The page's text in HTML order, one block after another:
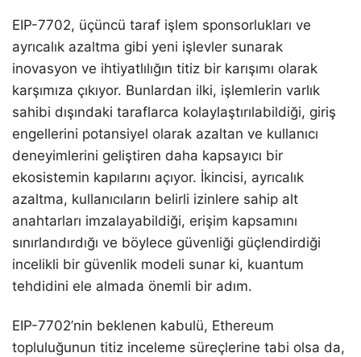
EIP-7702, üçüncü taraf işlem sponsorlukları ve
ayrıcalık azaltma gibi yeni işlevler sunarak
inovasyon ve ihtiyatlılığın titiz bir karışımı olarak
karşımıza çıkıyor. Bunlardan ilki, işlemlerin varlık
sahibi dışındaki taraflarca kolaylaştırılabildiği, giriş
engellerini potansiyel olarak azaltan ve kullanıcı
deneyimlerini geliştiren daha kapsayıcı bir
ekosistemin kapılarını açıyor. İkincisi, ayrıcalık
azaltma, kullanıcıların belirli izinlere sahip alt
anahtarları imzalayabildiği, erişim kapsamını
sınırlandırdığı ve böylece güvenliği güçlendirdiği
incelikli bir güvenlik modeli sunar ki, kuantum
tehdidini ele almada önemli bir adım.
EIP-7702’nin beklenen kabulü, Ethereum
topluluğunun titiz inceleme süreçlerine tabi olsa da,